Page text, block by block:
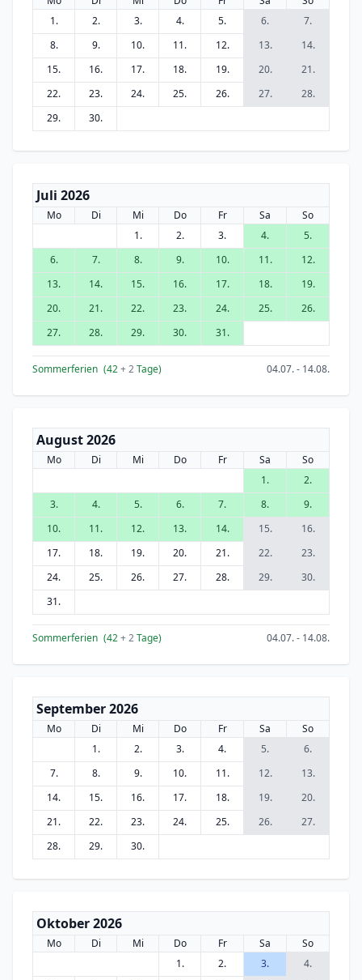
1.
2. 3. 4. 5. 6.
7.
8.
9. 10. 11. 12. 13.
14.
15.
16. 17. 18. 19. 20.
21.
22.
23. 24. 25. 26. 27.
28.
29.
30.
Juli 2026
Mo Di Mi Do Fr Sa
So
1.
2. 3. 4.
5.
6.
7. 8. 9. 10. 11.
12.
13.
14. 15. 16. 17. 18.
19.
20.
21. 22. 23. 24. 25.
26.
27.
28. 29. 30. 31.
Sommerferien (42+ 2Tage) 04.07. - 14.08.
August 2026
Mo Di Mi Do Fr Sa
So
1.
2.
3.
4. 5. 6. 7. 8.
9.
10.
11. 12. 13. 14. 15.
16.
17.
18. 19. 20. 21. 22.
23.
24.
25. 26. 27. 28. 29.
30.
31.
Sommerferien (42+ 2Tage) 04.07. - 14.08.
September 2026
Mo Di Mi Do Fr Sa
So
1.
2. 3. 4. 5.
6.
7.
8. 9. 10. 11. 12.
13.
14.
15. 16. 17. 18. 19.
20.
21.
22. 23. 24. 25. 26.
27.
28.
29. 30.
Oktober 2026
Mo Di Mi Do Fr Sa
So
1.
2. 3.
4.